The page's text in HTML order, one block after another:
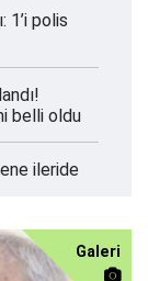
1’i polis
belli oldu
ileride
Galeri